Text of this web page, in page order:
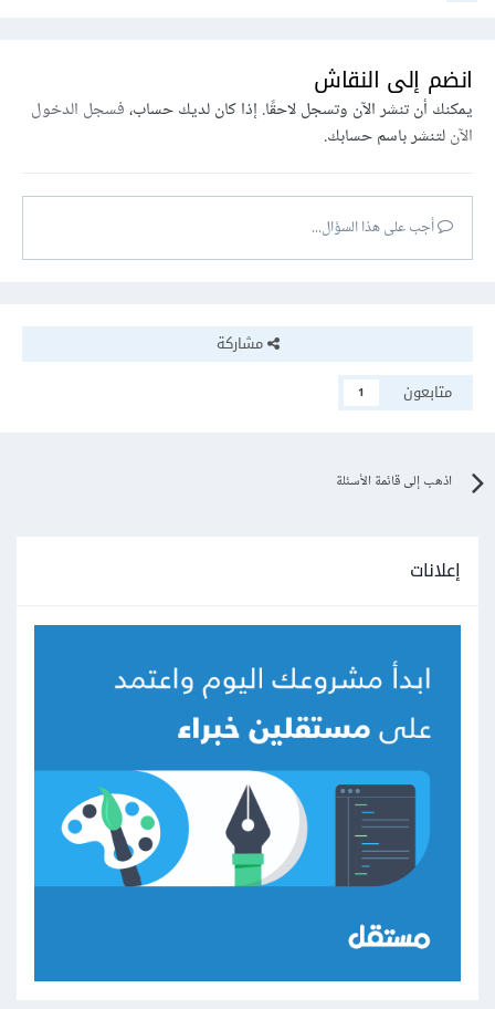
لكن مجال تعلم الآلة سيحتاج منك إلى لغة إنجليزية جيدة بحيث
تستطيع القراءة والاستماع في البداية للتعلم من المصادر الأجنبية،
شركات أجنبية عن بعد.
انضم إلى النقاش
يمكنك أن تنشر الآن وتسجل لاحقًا. إذا كان لديك حساب،فسجل الدخول
الآنلتنشر باسم حسابك.
أجب على هذا السؤال...
مشاركة
متابعون
1
اذهب إلى قائمة الأسئلة
إعلانات